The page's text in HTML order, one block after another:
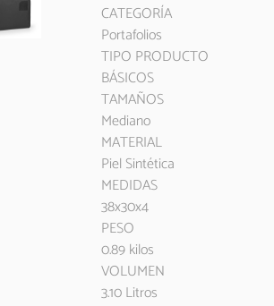
CATEGORÍA
Portafolios
TIPO PRODUCTO
BÁSICOS
TAMAÑOS
Mediano
MATERIAL
Piel Sintética
MEDIDAS
38x30x4
PESO
0.89 kilos
VOLUMEN
3.10 Litros